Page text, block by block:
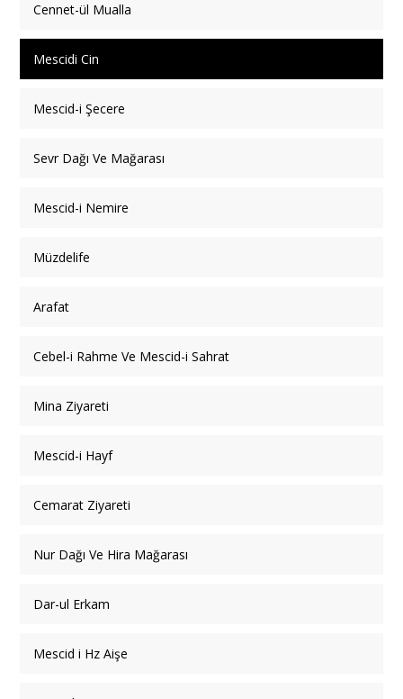
Cennet-ül Mualla
Mescidi Cin
Mescid-i Şecere
Sevr Dağı Ve Mağarası
Mescid-i Nemire
Müzdelife
Arafat
Cebel-i Rahme Ve Mescid-i Sahrat
Mina Ziyareti
Mescid-i Hayf
Cemarat Ziyareti
Nur Dağı Ve Hira Mağarası
Dar-ul Erkam
Mescid i Hz Aişe